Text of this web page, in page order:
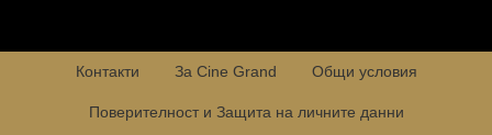
Контакти За Cine Grand Общи условия
Поверителност и Защита на личните данни